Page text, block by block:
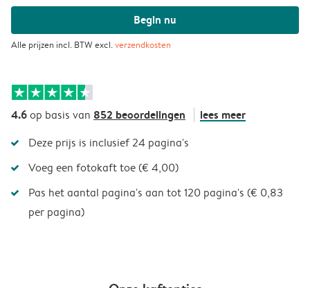
Begin nu
Alle prijzen incl. BTW excl.verzendkosten
4.6op basis van 852 beoordelingen lees meer
Deze prijs is inclusief 24 pagina's
Voeg een fotokaft toe (€ 4,00)
Pas het aantal pagina's aan tot 120 pagina's (€ 0,83
per pagina)